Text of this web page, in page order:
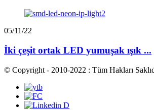
05/11/22
İki çeşit ortak LED yumuşak ışık ...
© Copyright - 2010-2022 : Tüm Hakları